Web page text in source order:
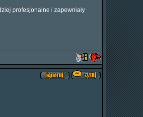
profesjonalne i zapewniały